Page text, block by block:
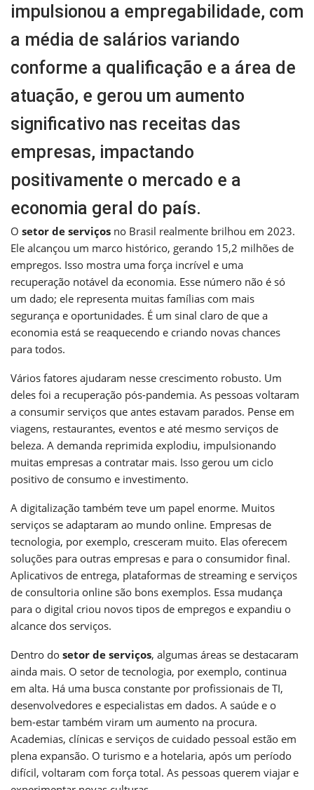
impulsionou a empregabilidade, com
a média de salários variando
conforme a qualificação e a área de
atuação, e gerou um aumento
significativo nas receitas das
empresas, impactando
positivamente o mercado e a
economia geral do país.
O setor de serviços no Brasil realmente brilhou em 2023.
Ele alcançou um marco histórico, gerando 15,2 milhões de
empregos. Isso mostra uma força incrível e uma
recuperação notável da economia. Esse número não é só
um dado; ele representa muitas famílias com mais
segurança e oportunidades. É um sinal claro de que a
economia está se reaquecendo e criando novas chances
para todos.
Vários fatores ajudaram nesse crescimento robusto. Um
deles foi a recuperação pós-pandemia. As pessoas voltaram
a consumir serviços que antes estavam parados. Pense em
viagens, restaurantes, eventos e até mesmo serviços de
beleza. A demanda reprimida explodiu, impulsionando
muitas empresas a contratar mais. Isso gerou um ciclo
positivo de consumo e investimento.
A digitalização também teve um papel enorme. Muitos
serviços se adaptaram ao mundo online. Empresas de
tecnologia, por exemplo, cresceram muito. Elas oferecem
soluções para outras empresas e para o consumidor final.
Aplicativos de entrega, plataformas de streaming e serviços
de consultoria online são bons exemplos. Essa mudança
para o digital criou novos tipos de empregos e expandiu o
alcance dos serviços.
Dentro do setor de serviços, algumas áreas se destacaram
ainda mais. O setor de tecnologia, por exemplo, continua
em alta. Há uma busca constante por profissionais de TI,
desenvolvedores e especialistas em dados. A saúde e o
bem-estar também viram um aumento na procura.
Academias, clínicas e serviços de cuidado pessoal estão em
plena expansão. O turismo e a hotelaria, após um período
difícil, voltaram com força total. As pessoas querem viajar e